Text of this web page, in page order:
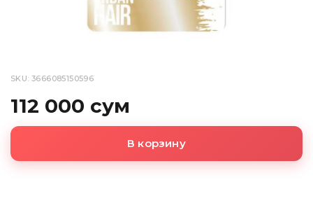
SKU: 3666085150596
112 000 сум
В корзину